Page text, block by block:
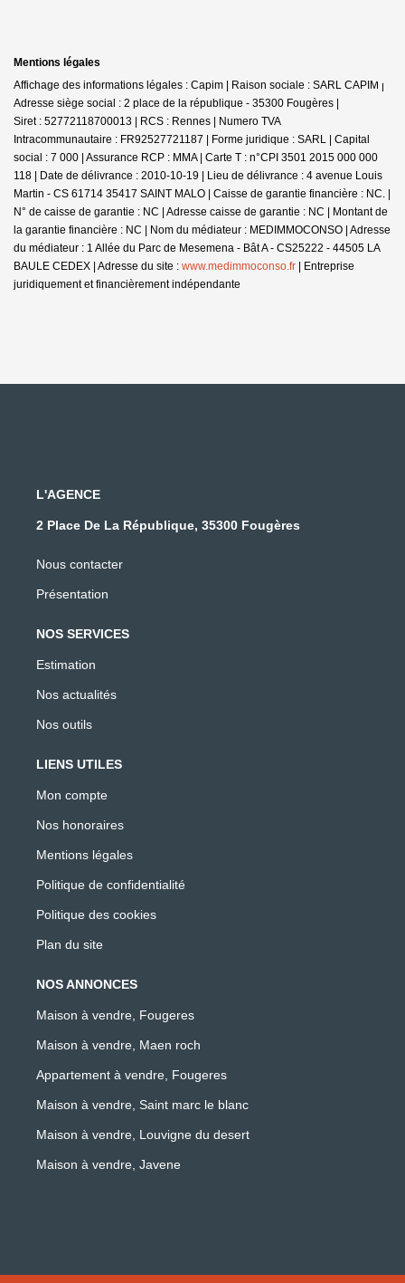
Mentions légales
Affichage des informations légales : Capim | Raison sociale : SARL CAPIM |
Adresse siège social : 2 place de la république - 35300 Fougères |
Siret : 52772118700013 | RCS : Rennes | Numero TVA
Intracommunautaire : FR92527721187 | Forme juridique : SARL | Capital
social : 7 000 | Assurance RCP : MMA | Carte T : n°CPI 3501 2015 000 000
118 | Date de délivrance : 2010-10-19 | Lieu de délivrance : 4 avenue Louis
Martin - CS 61714 35417 SAINT MALO | Caisse de garantie financière : NC. |
N° de caisse de garantie : NC | Adresse caisse de garantie : NC | Montant de
la garantie financière : NC | Nom du médiateur : MEDIMMOCONSO | Adresse
du médiateur : 1 Allée du Parc de Mesemena - Bât A - CS25222 - 44505 LA
BAULE CEDEX | Adresse du site : www.medimmoconso.fr | Entreprise
juridiquement et financièrement indépendante
L'AGENCE
2 Place De La République, 35300 Fougères
Nous contacter
Présentation
NOS SERVICES
Estimation
Nos actualités
Nos outils
LIENS UTILES
Mon compte
Nos honoraires
Mentions légales
Politique de confidentialité
Politique des cookies
Plan du site
NOS ANNONCES
Maison à vendre, Fougeres
Maison à vendre, Maen roch
Appartement à vendre, Fougeres
Maison à vendre, Saint marc le blanc
Maison à vendre, Louvigne du desert
Maison à vendre, Javene